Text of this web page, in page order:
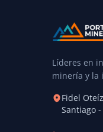
Líderes en
minería y la
Fidel
Santiago